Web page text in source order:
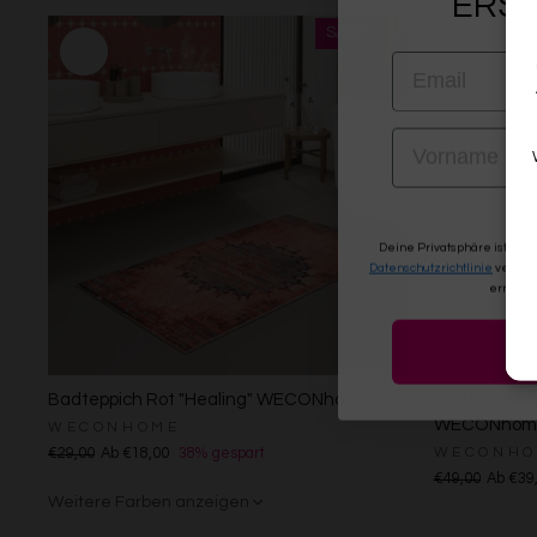
Badteppich Rot "Healing" WECONhome
€29,00 Ab €18,00 38% gespart
€49,00 Ab
EMAIL
VORNAME
Deine Privatsphäre ist uns
Datenschutzrichtlinie